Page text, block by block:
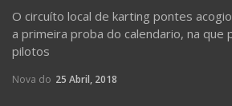
O circuíto local de karting pontes
a primeira proba do calendario, na que
pilotos
Nova do 25 Abril, 2018